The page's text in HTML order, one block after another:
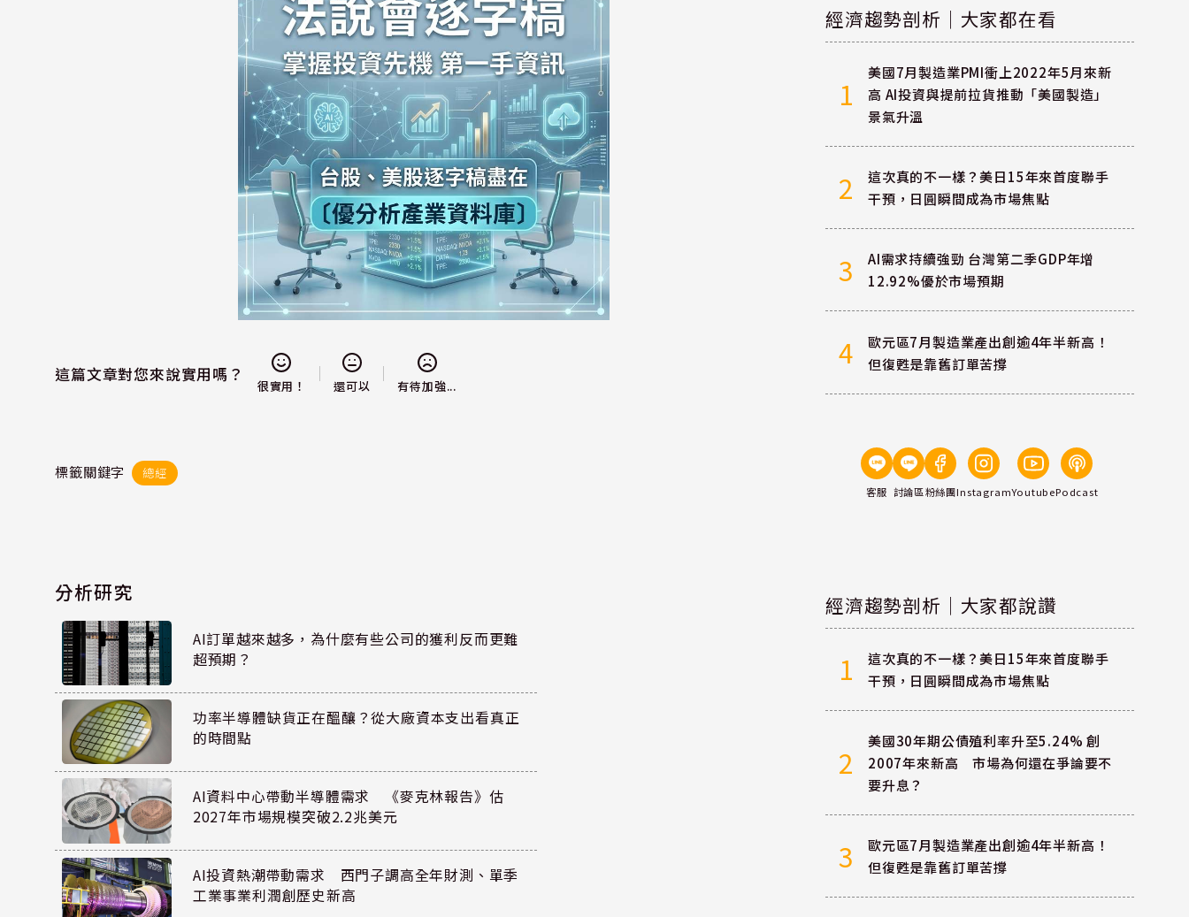
這篇文章對您來說實用嗎？
很實用！ 還可以 有待加強...
標籤關鍵字 總經
分析研究
AI訂單越來越多，為什麼有些公司的獲利反而更難
超預期？
功率半導體缺貨正在醞釀？從大廠資本支出看真正
的時間點
AI資料中心帶動半導體需求 《麥克林報告》估
2027年市場規模突破2.2兆美元
AI投資熱潮帶動需求 西門子調高全年財測、單季
工業事業利潤創歷史新高
經濟趨勢剖析｜大家都在看
1
美國7月製造業PMI衝上2022年5月來新
高 AI投資與提前拉貨推動「美國製造」
景氣升溫
2
這次真的不一樣？美日15年來首度聯手
干預，日圓瞬間成為市場焦點
3
AI需求持續強勁 台灣第二季GDP年增
12.92%優於市場預期
4
歐元區7月製造業產出創逾4年半新高！
但復甦是靠舊訂單苦撐
客服 討論區粉絲團InstagramYoutubePodcast
經濟趨勢剖析｜大家都說讚
1
這次真的不一樣？美日15年來首度聯手
干預，日圓瞬間成為市場焦點
2
美國30年期公債殖利率升至5.24% 創
2007年來新高 市場為何還在爭論要不
要升息？
3
歐元區7月製造業產出創逾4年半新高！
但復甦是靠舊訂單苦撐